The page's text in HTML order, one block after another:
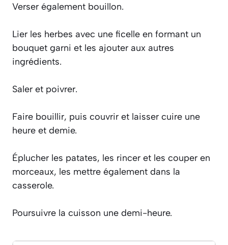
Verser également bouillon.
Lier les herbes avec une ficelle en formant un
bouquet garni et les ajouter aux autres
ingrédients.
Saler et poivrer.
Faire bouillir, puis couvrir et laisser cuire une
heure et demie.
Éplucher les patates, les rincer et les couper en
morceaux, les mettre également dans la
casserole.
Poursuivre la cuisson une demi-heure.